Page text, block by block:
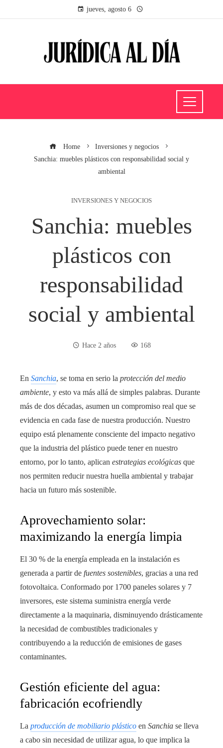
jueves, agosto 6
Home
Inversiones y negocios
Sanchia: muebles plásticos con responsabilidad social y
ambiental
INVERSIONES Y NEGOCIOS
Sanchia: muebles
plásticos con
responsabilidad
social y ambiental
Hace 2 años 168
En Sanchia, se toma en serio la protección del medio
ambiente, y esto va más allá de simples palabras. Durante
más de dos décadas, asumen un compromiso real que se
evidencia en cada fase de nuestra producción. Nuestro
equipo está plenamente consciente del impacto negativo
que la industria del plástico puede tener en nuestro
entorno, por lo tanto, aplican estrategias ecológicas que
nos permiten reducir nuestra huella ambiental y trabajar
hacia un futuro más sostenible.
Aprovechamiento solar:
maximizando la energía limpia
El 30 % de la energía empleada en la instalación es
generada a partir de fuentes sostenibles, gracias a una red
fotovoltaica. Conformado por 1700 paneles solares y 7
inversores, este sistema suministra energía verde
directamente a la maquinaria, disminuyendo drásticamente
la necesidad de combustibles tradicionales y
contribuyendo a la reducción de emisiones de gases
contaminantes.
Gestión eficiente del agua:
fabricación ecofriendly
La producción de mobiliario plástico en Sanchia se lleva
a cabo sin necesidad de utilizar agua, lo que implica la